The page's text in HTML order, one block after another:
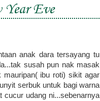
Eve
anak dara tersayang tu
susah pun nak masak
mauripan( ibu roti) sikit agar
serbuk untuk bagi warna
cucur udang ni...sebenarnya